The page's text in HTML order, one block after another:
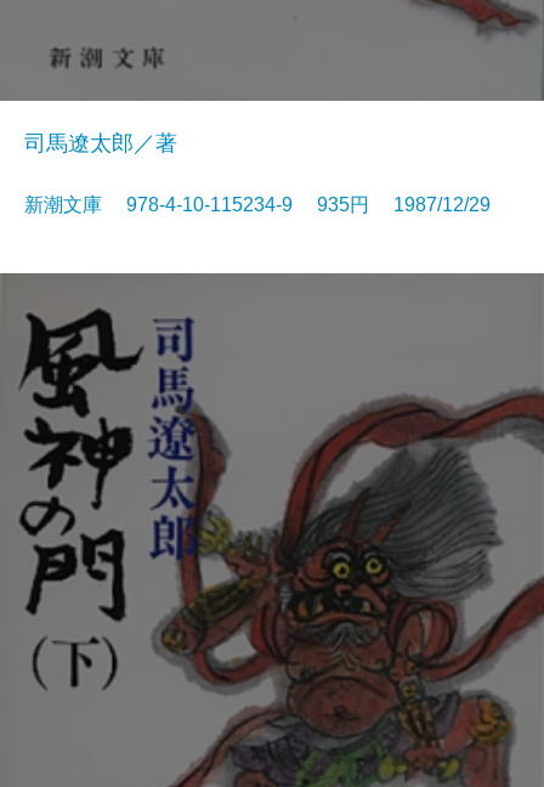
司馬遼太郎／著
新潮文庫 978-4-10-115234-9 935円 1987/12/29